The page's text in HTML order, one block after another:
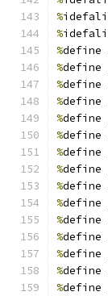
%
%
%define
%define
%define
%define
%define
%define
%define
%define
%define
%define
%define
%define
%define
%define
%define